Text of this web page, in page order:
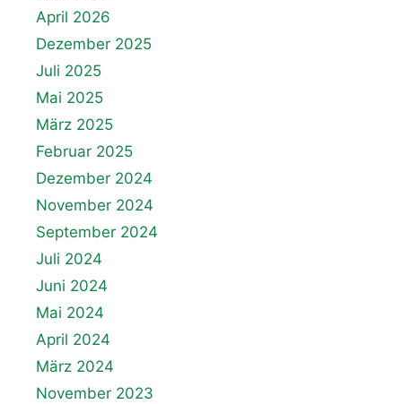
April 2026
Dezember 2025
Juli 2025
Mai 2025
März 2025
Februar 2025
Dezember 2024
November 2024
September 2024
Juli 2024
Juni 2024
Mai 2024
April 2024
März 2024
November 2023